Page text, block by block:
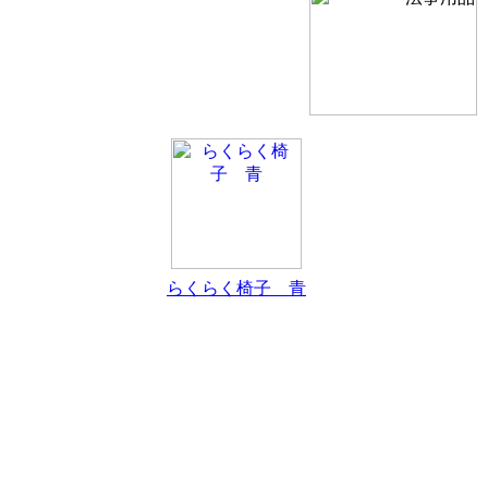
らくらく椅子 青